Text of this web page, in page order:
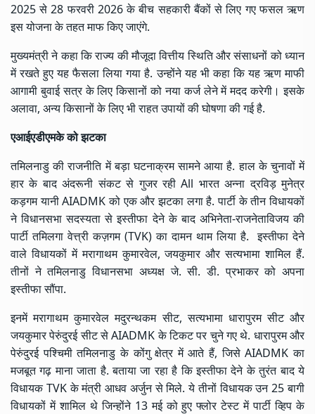
2025 से 28 फरवरी 2026 के बीच सहकारी बैंकों से लिए गए फसल ऋण
इस योजना के तहत माफ किए जाएंगे.
मुख्यमंत्री ने कहा कि राज्य की मौजूदा वित्तीय स्थिति और संसाधनों को ध्यान
में रखते हुए यह फैसला लिया गया है. उन्होंने यह भी कहा कि यह ऋण माफी
आगामी बुवाई सत्र के लिए किसानों को नया कर्ज लेने में मदद करेगी। इसके
अलावा, अन्य किसानों के लिए भी राहत उपायों की घोषणा की गई है.
एआईएडीएमके को झटका
तमिलनाडु की राजनीति में बड़ा घटनाक्रम सामने आया है. हाल के चुनावों में
हार के बाद अंदरूनी संकट से गुजर रही All भारत अन्ना द्रविड़ मुनेत्र
कड़गम यानी AIADMK को एक और झटका लगा है. पार्टी के तीन विधायकों
ने विधानसभा सदस्यता से इस्तीफा देने के बाद अभिनेता-राजनेताविजय की
पार्टी तमिलगा वेत्त्री कज़गम (TVK) का दामन थाम लिया है. इस्तीफा देने
वाले विधायकों में मरागाथम कुमारवेल, जयकुमार और सत्यभामा शामिल हैं.
तीनों ने तमिलनाडु विधानसभा अध्यक्ष जे. सी. डी. प्रभाकर को अपना
इस्तीफा सौंपा.
इनमें मरागाथम कुमारवेल मदुरन्थकम सीट, सत्यभामा धारापुरम सीट और
जयकुमार पेरुंदुरई सीट से AIADMK के टिकट पर चुने गए थे. धारापुरम और
पेरुंदुरई पश्चिमी तमिलनाडु के कोंगु क्षेत्र में आते हैं, जिसे AIADMK का
मजबूत गढ़ माना जाता है. बताया जा रहा है कि इस्तीफा देने के तुरंत बाद ये
विधायक TVK के मंत्री आधव अर्जुन से मिले. ये तीनों विधायक उन 25 बागी
विधायकों में शामिल थे जिन्होंने 13 मई को हुए फ्लोर टेस्ट में पार्टी व्हिप के